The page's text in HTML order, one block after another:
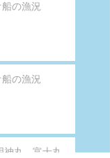
船の漁況
船の漁況
丸 - 富士丸